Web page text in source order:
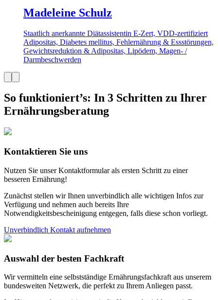
Madeleine Schulz
Staatlich anerkannte Diätassistentin E-Zert, VDD-zertifiziert
Adipositas, Diabetes mellitus, Fehlernährung & Essstörungen,
Gewichtsreduktion & Adipositas, Lipödem, Magen- /
Darmbeschwerden
So funktioniert’s: In 3 Schritten zu Ihrer
Ernährungs­beratung
Kontaktieren Sie uns
Nutzen Sie unser Kontaktformular als ersten Schritt zu einer
besseren Ernährung!
Zunächst stellen wir Ihnen unverbindlich alle wichtigen Infos zur
Verfügung und nehmen auch bereits Ihre
Notwendigkeitsbescheinigung entgegen, falls diese schon vorliegt.
Unverbindlich Kontakt aufnehmen
Auswahl der besten Fachkraft
Wir vermitteln eine selbstständige Ernährungsfachkraft aus unserem
bundesweiten Netzwerk, die perfekt zu Ihrem Anliegen passt.